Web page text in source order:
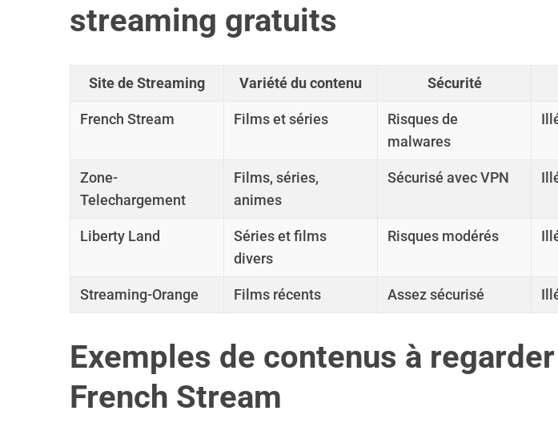
streaming gratuits
Site de Streaming Variété du contenu Sécurité
French Stream Films et séries
Risques de
malwares
Zone-
Telechargement
Films, séries,
animes
Sécurisé avec VPN
Liberty Land
Séries et films
divers
Risques modérés
Streaming-Orange Films récents Assez sécurisé
Exemples de contenus à
French Stream